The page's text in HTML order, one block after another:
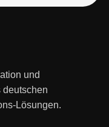
und
deutschen
Lösungen.